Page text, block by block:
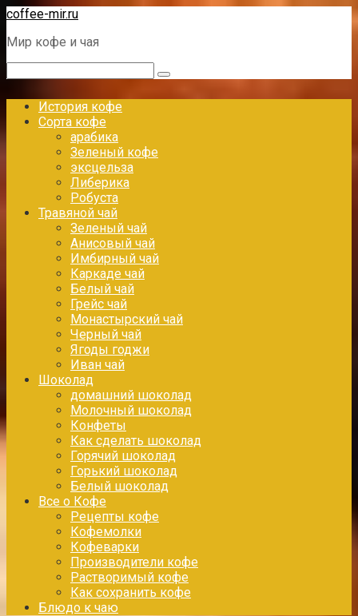
Перейти
контенту
coffee-mir.ru
Мир кофе и чая
История кофе
Сорта кофе
арабика
Зеленый кофе
эксцельза
Либерика
Робуста
Травяной чай
Зеленый чай
Анисовый чай
Имбирный чай
Каркаде чай
Белый чай
Грейс чай
Монастырский чай
Черный чай
Ягоды годжи
Иван чай
Шоколад
домашний шоколад
Молочный шоколад
Конфеты
Как сделать шоколад
Горячий шоколад
Горький шоколад
Белый шоколад
Все о Кофе
Рецепты кофе
Кофемолки
Кофеварки
Производители кофе
Растворимый кофе
Как сохранить кофе
Блюдо к чаю